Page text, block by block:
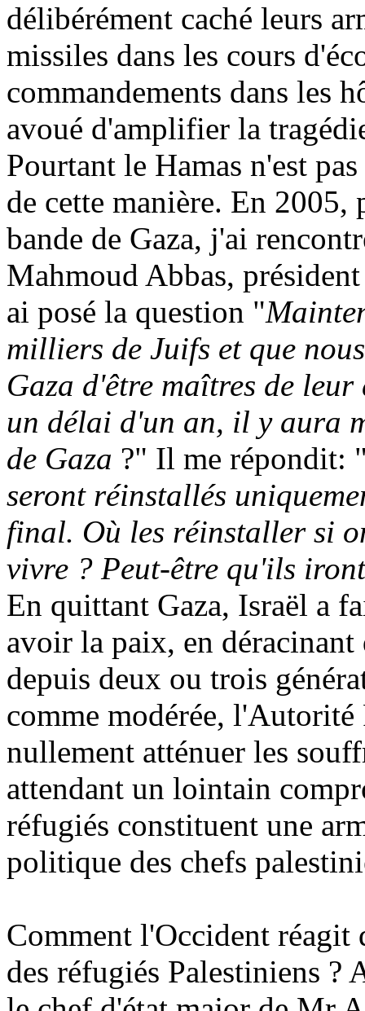
délibérément caché leurs
missiles dans les cours
commandements dans
avoué d'amplifier la
Pourtant le Hamas n'est
de cette manière. En 2005,
bande de Gaza, j'ai
Mahmoud Abbas,
ai posé la question "
milliers de Juifs et que
Gaza d'être maîtres de
un délai d'un an, il y aura
de Gaza ?" Il me répondit:
seront réinstallés
final. Où les réinstaller si
vivre ? Peut-être qu'ils
En quittant Gaza, Israël a
avoir la paix, en
depuis deux ou trois
comme modérée,
nullement atténuer les
attendant un lointain
réfugiés constituent une
politique des chefs
Comment l'Occident réagit
des réfugiés Palestiniens ?